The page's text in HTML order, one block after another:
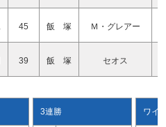
45 飯 塚 Ｍ・グレアー
39 飯 塚 セオス
3連勝 ワイ